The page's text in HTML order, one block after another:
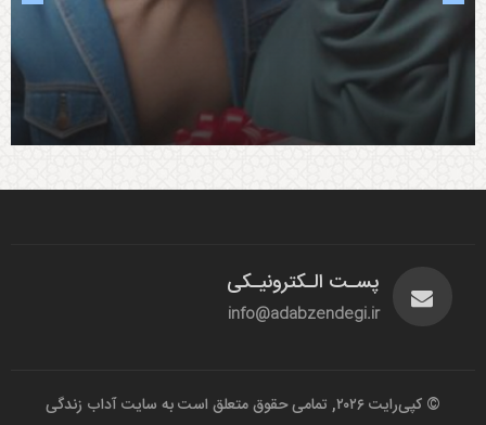
آداب خانواده
۱۴۰۳-۰۸-۰۵
آداب همسرداری
پسـت الـکترونیـکی
info@adabzendegi.ir
© کپی‌رایت ۲۰۲۶, تمامی حقوق متعلق است به سایت آداب زندگی